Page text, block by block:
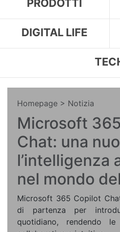
PRODOTTI
DIGITAL LIFE
Homepage > Notizia
Microsoft
Chat: una
l’intelligenza
nel mondo
Microsoft 365 Copilot
di partenza per
quotidiano, rendendo